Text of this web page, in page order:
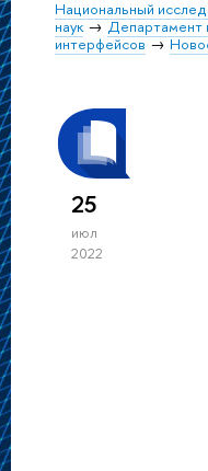
Национальный
наук
Департамент
интерфейсов
25
июл
2022